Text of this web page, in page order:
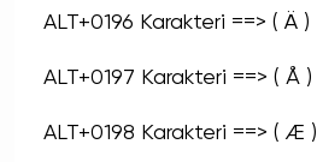
ALT+0196 Karakteri ==> ( Ä )
ALT+0197 Karakteri ==> ( Å )
ALT+0198 Karakteri ==> ( Æ )